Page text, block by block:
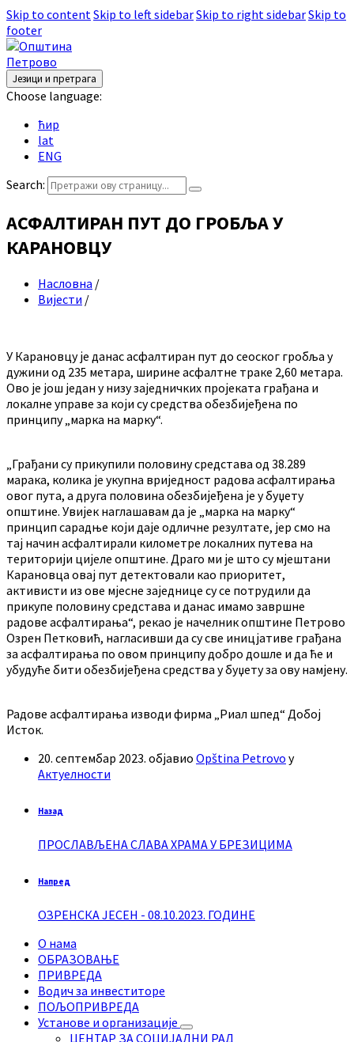
Skip to contentSkip to left sidebarSkip to right sidebarSkip to
footer
Језици и претрага
Choose language:
ћир
lat
ENG
Search:
АСФАЛТИРАН ПУТ ДО ГРОБЉА У
КАРАНОВЦУ
Насловна /
Вијести /
У Карановцу је данас асфалтиран пут до сеоског гробља у
дужини од 235 метара, ширине асфалтне траке 2,60 метара.
Ово је још један у низу заједничких пројеката грађана и
локалне управе за који су средства обезбијеђена по
принципу „марка на марку“.
„Грађани су прикупили половину средстава од 38.289
марака, колика је укупна вриједност радова асфалтирања
овог пута, а друга половина обезбијеђена је у буџету
општине. Увијек наглашавам да је „марка на марку“
принцип сарадње који даје одличне резултате, јер смо на
тај начин асфалтирали километре локалних путева на
територији цијеле општине. Драго ми је што су мјештани
Карановца овај пут детектовали као приоритет,
активисти из ове мјесне заједнице су се потрудили да
прикупе половину средстава и данас имамо завршне
радове асфалтирања“, рекао је начелник општине Петрово
Озрен Петковић, нагласивши да су све иницјативе грађана
за асфалтирања по овом принципу добро дошле и да ће и
убудуће бити обезбијеђена средства у буџету за ову намјену.
Радове асфалтирања изводи фирма „Риал шпед“ Добој
Исток.
20. септембар 2023. објавио Opština Petrovo у
Актуелности
Назад
ПРОСЛАВЉЕНА СЛАВА ХРАМА У БРЕЗИЦИМА
Напред
ОЗРЕНСКА ЈЕСЕН - 08.10.2023. ГОДИНЕ
О нама
ОБРАЗОВАЊЕ
ПРИВРЕДА
Водич за инвеститоре
ПОЉОПРИВРЕДА
Установе и организације
ЦЕНТАР ЗА СОЦИЈАЛНИ РАД